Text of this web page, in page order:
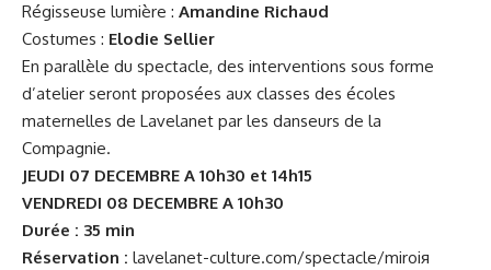
Régisseuse lumière : Amandine Richaud
Costumes : Elodie Sellier
En parallèle du spectacle, des interventions sous forme
d’atelier seront proposées aux classes des écoles
maternelles de Lavelanet par les danseurs de la
Compagnie.
JEUDI 07 DECEMBRE A 10h30 et 14h15
VENDREDI 08 DECEMBRE A 10h30
Durée : 35 min
Réservation : lavelanet-culture.com/spectacle/miroiя